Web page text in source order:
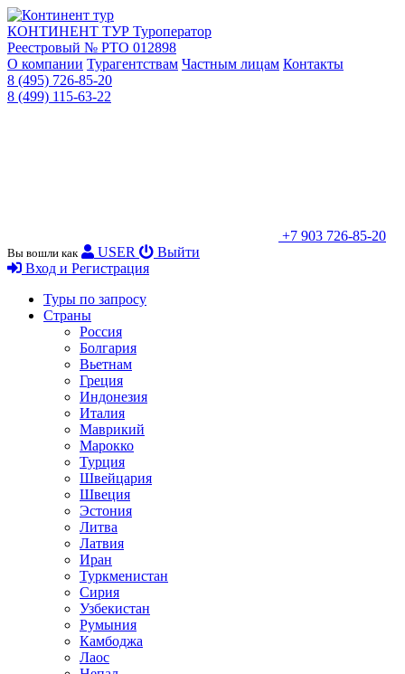
КОНТИНЕНТ ТУР Туроператор
Реестровый № РТО 012898
О компании Турагентствам Частным лицам Контакты
8 (495) 726-85-20
8 (499) 115-63-22
+7 903 726-85-20
Вы вошли как USER
Выйти
Вход и Регистрация
Туры по запросу
Страны
Россия
Болгария
Вьетнам
Греция
Индонезия
Италия
Маврикий
Марокко
Турция
Швейцария
Швеция
Эстония
Литва
Латвия
Иран
Туркменистан
Сирия
Узбекистан
Румыния
Камбоджа
Лаос